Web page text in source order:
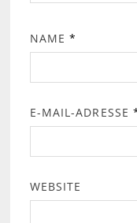
NAME*
E-MAIL-ADRESSE
WEBSITE